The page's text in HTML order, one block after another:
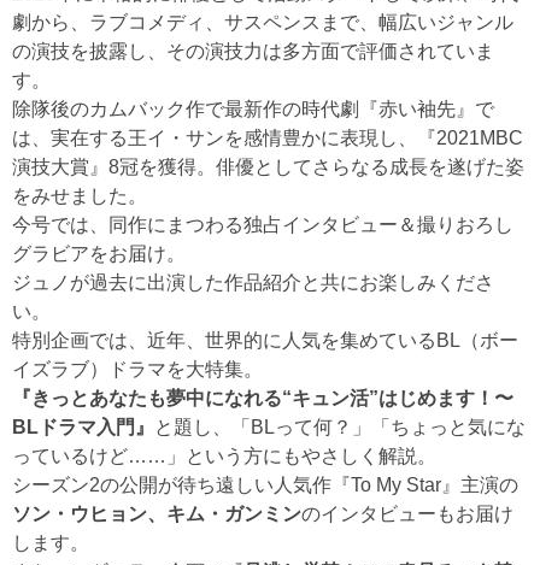
劇から、ラブコメディ、サスペンスまで、幅広いジャンル
の演技を披露し、その演技力は多方面で評価されていま
す。
除隊後のカムバック作で最新作の時代劇『赤い袖先』で
は、実在する王イ・サンを感情豊かに表現し、『2021MBC
演技大賞』8冠を獲得。俳優としてさらなる成長を遂げた姿
をみせました。
今号では、同作にまつわる独占インタビュー＆撮りおろし
グラビアをお届け。
ジュノが過去に出演した作品紹介と共にお楽しみくださ
い。
特別企画では、近年、世界的に人気を集めているBL（ボー
イズラブ）ドラマを大特集。
『きっとあなたも夢中になれる“キュン活”はじめます！〜
BLドラマ入門』
と題し、「BLって何？」「ちょっと気にな
っているけど……」という方にもやさしく解説。
シーズン2の公開が待ち遠しい人気作『To My Star』主演の
ソン・ウヒョン、キム・ガンミンのインタビューもお届け
します。